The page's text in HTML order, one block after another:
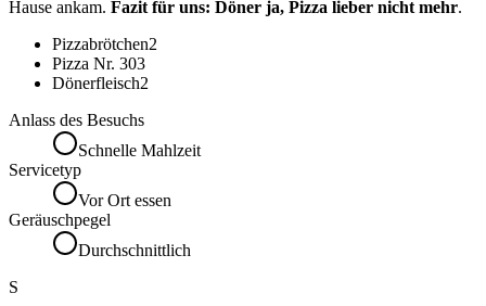
Hause ankam. Fazit für uns: Döner ja, Pizza lieber nicht mehr.
Pizzabrötchen2
Pizza Nr. 303
Dönerfleisch2
Anlass des Besuchs
Schnelle Mahlzeit
Servicetyp
Vor Ort essen
Geräuschpegel
Durchschnittlich
S